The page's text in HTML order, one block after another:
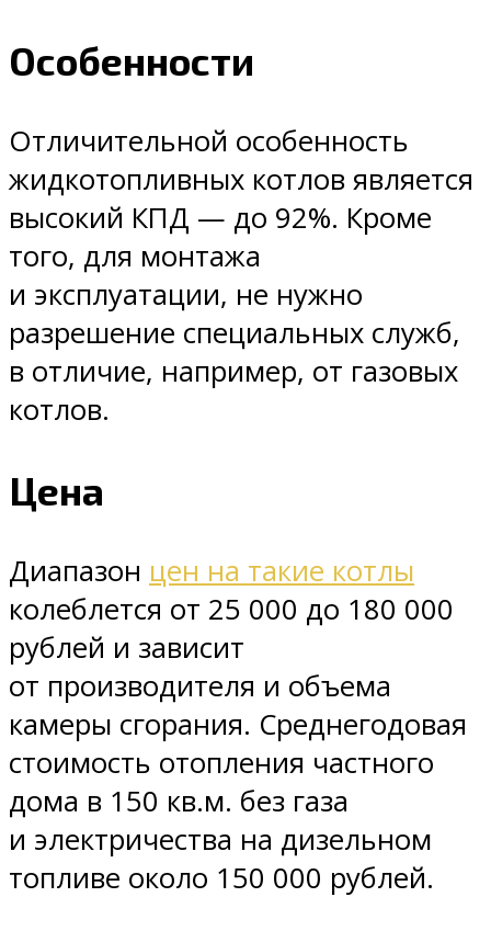
Особенности
Отличительной особенность
жидкотопливных котлов является
высокий КПД — до 92%. Кроме
того, для монтажа
и эксплуатации, не нужно
разрешение специальных служб,
в отличие, например, от газовых
котлов.
Цена
Диапазон цен на такие котлы
колеблется от 25 000 до 180 000
рублей и зависит
от производителя и объема
камеры сгорания. Среднегодовая
стоимость отопления частного
дома в 150 кв.м. без газа
и электричества на дизельном
топливе около 150 000 рублей.